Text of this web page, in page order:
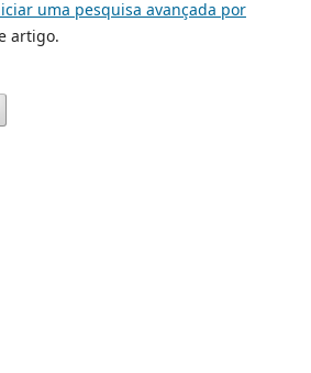
uma pesquisa avançada por
artigo.